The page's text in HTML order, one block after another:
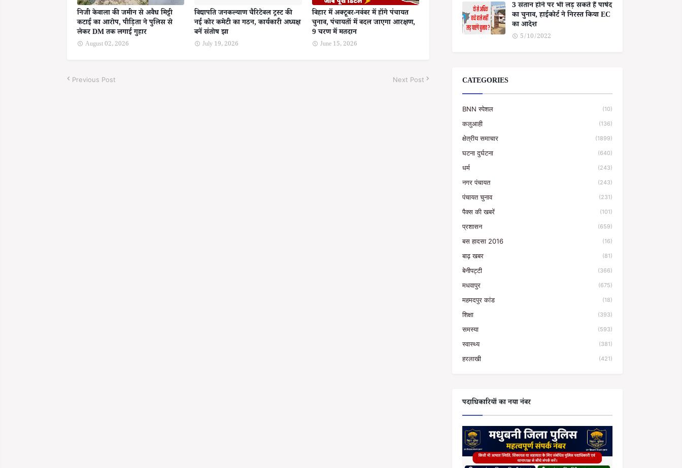
निजी केवाला की जमीन से अवैध मिट्टी
कटाई का आरोप, पीड़िता ने पुलिस से
लेकर DM तक लगाई गुहार
August 02, 2026
विद्यापति जनकल्याण चैरिटेबल ट्रस्ट की
नई कोर कमेटी का गठन, कार्यकारी अध्यक्ष
बनें संतोष झा
July 19, 2026
बिहार में अक्टूबर-नवंबर में होंगे पंचायत
चुनाव, पंचायतों में बदल जाएगा आरक्षण,
9 चरण में मतदान
June 15, 2026
Previous Post Next Post
3 संतान होने पर भी लड़ सकते हैं पार्षद
का चुनाव, हाईकोर्ट ने निरस्त किया EC
का आदेश
5/10/2022
CATEGORIES
BNN स्पेशल (10)
कलुआही (136)
क्षेत्रीय समाचार (1899)
घटना दुर्घटना (640)
धर्म (243)
नगर पंचायत (243)
पंचायत चुनाव (231)
पैक्स की खबरें (101)
प्रशासन (659)
बस हादसा 2016 (16)
बाढ़ खबर (81)
बेनीपट्टी (366)
मधवापुर (675)
महमदपुर कांड (18)
शिक्षा (393)
समस्या (593)
स्वास्थ्य (381)
हरलाखी (421)
पदाधिकारियों का नया नंबर